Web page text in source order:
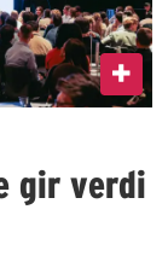
gir verdi